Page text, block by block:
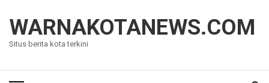
konten
(Tekan
WARNAKOTANEWS.COM
Situs berita kota terkini